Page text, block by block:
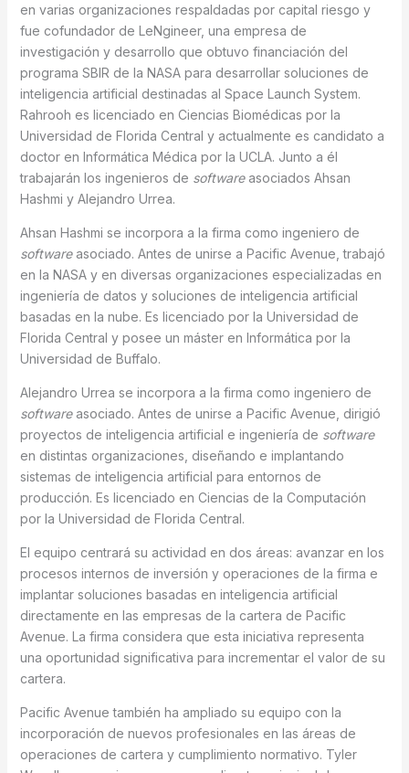
en varias organizaciones respaldadas por capital riesgo y
fue cofundador de LeNgineer, una empresa de
investigación y desarrollo que obtuvo financiación del
programa SBIR de la NASA para desarrollar soluciones de
inteligencia artificial destinadas al Space Launch System.
Rahrooh es licenciado en Ciencias Biomédicas por la
Universidad de Florida Central y actualmente es candidato a
doctor en Informática Médica por la UCLA. Junto a él
trabajarán los ingenieros de softwareasociados Ahsan
Hashmi y Alejandro Urrea.
Ahsan Hashmi se incorpora a la firma como ingeniero de
softwareasociado. Antes de unirse a Pacific Avenue, trabajó
en la NASA y en diversas organizaciones especializadas en
ingeniería de datos y soluciones de inteligencia artificial
basadas en la nube. Es licenciado por la Universidad de
Florida Central y posee un máster en Informática por la
Universidad de Buffalo.
Alejandro Urrea se incorpora a la firma como ingeniero de
softwareasociado. Antes de unirse a Pacific Avenue, dirigió
proyectos de inteligencia artificial e ingeniería de software
en distintas organizaciones, diseñando e implantando
sistemas de inteligencia artificial para entornos de
producción. Es licenciado en Ciencias de la Computación
por la Universidad de Florida Central.
El equipo centrará su actividad en dos áreas: avanzar en los
procesos internos de inversión y operaciones de la firma e
implantar soluciones basadas en inteligencia artificial
directamente en las empresas de la cartera de Pacific
Avenue. La firma considera que esta iniciativa representa
una oportunidad significativa para incrementar el valor de su
cartera.
Pacific Avenue también ha ampliado su equipo con la
incorporación de nuevos profesionales en las áreas de
operaciones de cartera y cumplimiento normativo. Tyler